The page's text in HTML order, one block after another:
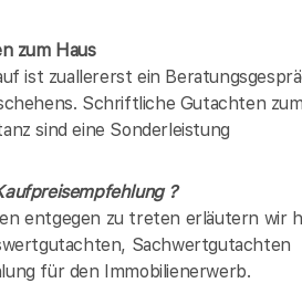
zum Haus
ist zuallererst ein
Schriftliche Gutachten
sind eine Sonderleistung
?
entgegen zu treten erläutern wir
Sachwertgutachten
für den Immobilienerwerb.